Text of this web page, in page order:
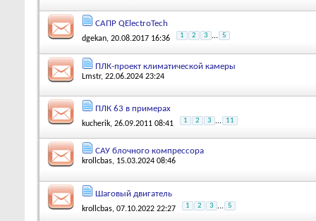
САПР QElectroTech
dgekan, 20.08.2017 16:36 1 2 3 ... 5
ПЛК-проект климатической камеры
Lmstr, 22.06.2024 23:24
ПЛК 63 в примерах
kucherik, 26.09.2011 08:41 1 2 3 ... 11
САУ блочного компрессора
krollcbas, 15.03.2024 08:46
Шаговый двигатель
krollcbas, 07.10.2022 22:27 1 2 3 ... 5